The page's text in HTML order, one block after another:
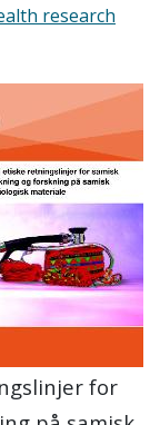
research
for